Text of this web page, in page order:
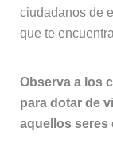
ciudadanos de
que te
Observa a los
para dotar de
aquellos